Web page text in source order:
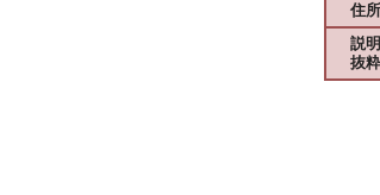
住所
説明
抜粋